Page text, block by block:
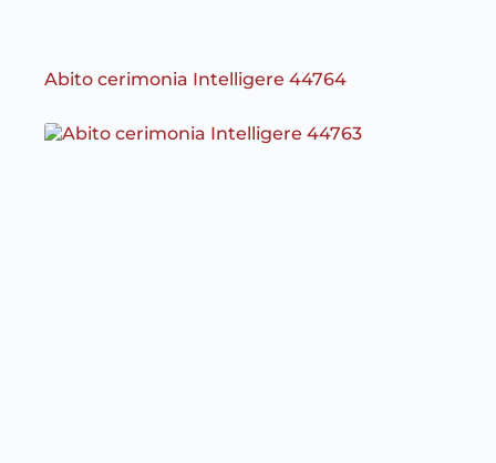
Abito cerimonia Intelligere 44764